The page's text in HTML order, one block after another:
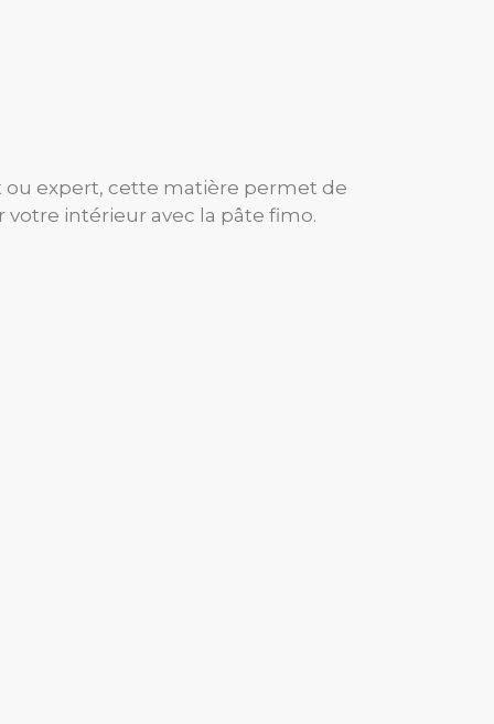
ou expert, cette matière permet de
votre intérieur avec la pâte fimo.